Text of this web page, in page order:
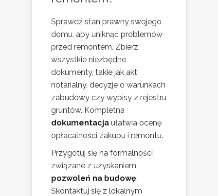
Sprawdź stan prawny swojego
domu, aby uniknąć problemów
przed remontem. Zbierz
wszystkie niezbędne
dokumenty, takie jak akt
notarialny, decyzje o warunkach
zabudowy czy wypisy z rejestru
gruntów. Kompletna
dokumentacja ułatwia ocenę
opłacalności zakupu i remontu.
Przygotuj się na formalności
związane z uzyskaniem
pozwoleń na budowę.
Skontaktuj się z lokalnym